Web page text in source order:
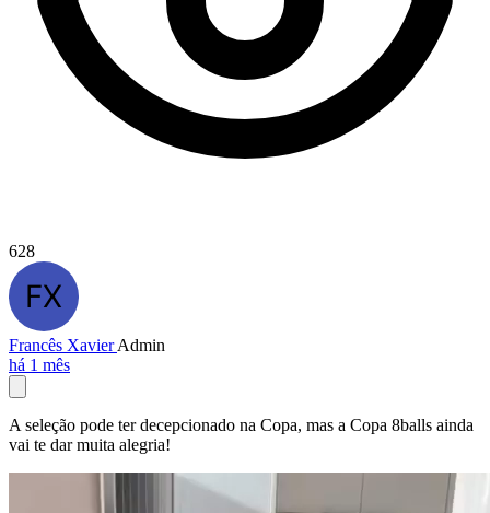
628
Francês XavierAdmin
há 1 mês
A seleção pode ter decepcionado na Copa, mas a Copa 8balls ainda
vai te dar muita alegria!